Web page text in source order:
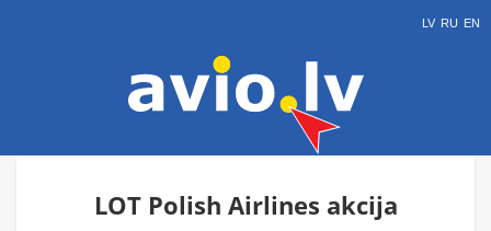
LV RU EN
LOT Polish Airlines akcija